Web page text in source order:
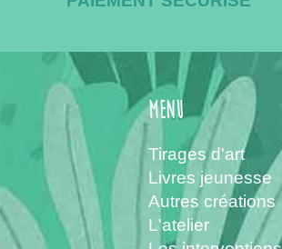
menu
Tirages d'art
Livres jeunesse
Autres créations
L'atelier